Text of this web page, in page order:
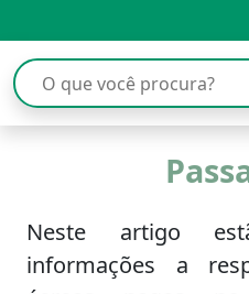
Neste artigo
informações a